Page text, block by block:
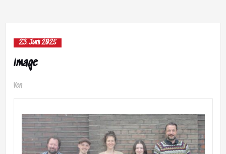
23. Juni 2025
image
Von